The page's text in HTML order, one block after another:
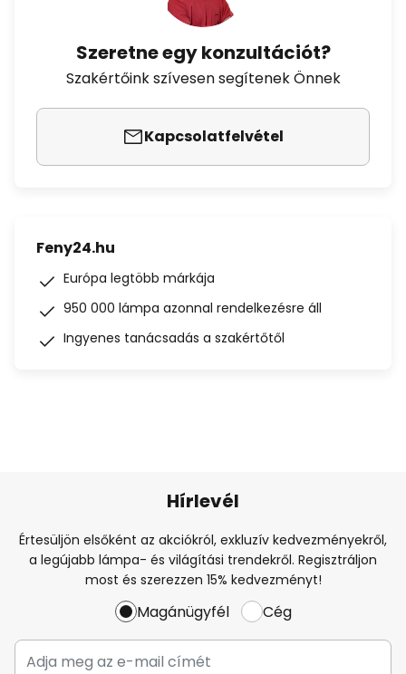
Szeretne egy konzultációt?
Szakértőink szívesen segítenek Önnek
Kapcsolatfelvétel
Feny24.hu
Európa legtöbb márkája
950 000 lámpa azonnal rendelkezésre áll
Ingyenes tanácsadás a szakértőtől
Hírlevél
Értesüljön elsőként az akciókról, exkluzív kedvezményekről,
a legújabb lámpa- és világítási trendekről. Regisztráljon
most és szerezzen 15% kedvezményt!
Magánügyfél Cég